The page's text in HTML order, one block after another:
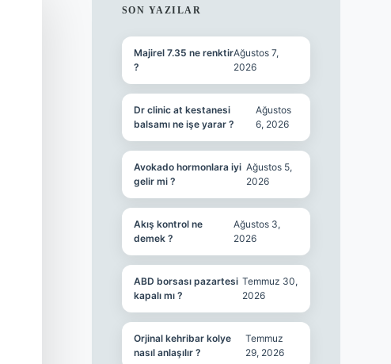
SIDEBAR
SON YAZILAR
Majirel 7.35 ne renktir
?
Ağustos 7,
2026
Dr clinic at kestanesi
balsamı ne işe yarar ?
Ağustos
6, 2026
Avokado hormonlara iyi
gelir mi ?
Ağustos 5,
2026
Akış kontrol ne
demek ?
Ağustos 3,
2026
ABD borsası pazartesi
kapalı mı ?
Temmuz 30,
2026
Orjinal kehribar kolye
nasıl anlaşılır ?
Temmuz
29, 2026